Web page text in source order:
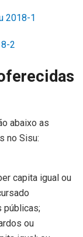
2018-1
2
abaixo as
no Sisu:
capita igual ou
públicas;
ou